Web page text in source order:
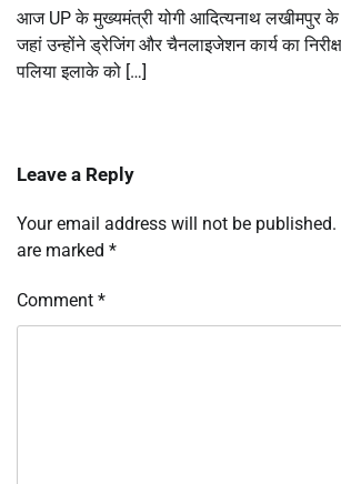
आज UP के मुख्यमंत्री योगी आदित्यनाथ लखीमपुर के
जहां उन्होंने ड्रेजिंग और चैनलाइजेशन कार्य का
पलिया इलाके को […]
Leave a Reply
Your email address will not be published.
are marked *
Comment *